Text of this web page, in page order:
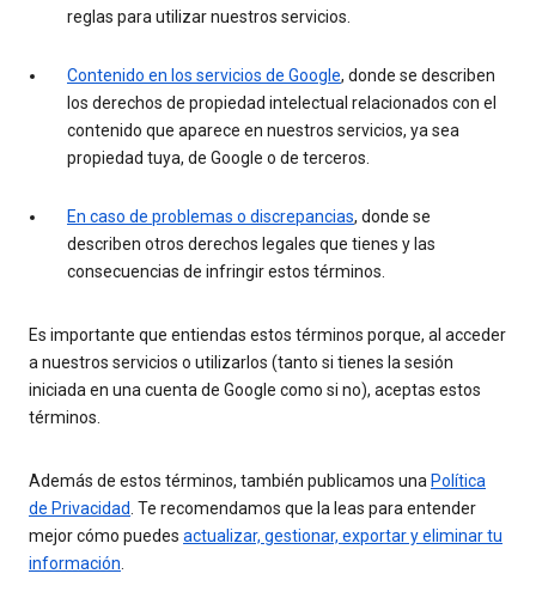
reglas para utilizar nuestros servicios.
Contenido en los servicios de Google, donde se describen
los derechos de propiedad intelectual relacionados con el
contenido que aparece en nuestros servicios, ya sea
propiedad tuya, de Google o de terceros.
En caso de problemas o discrepancias, donde se
describen otros derechos legales que tienes y las
consecuencias de infringir estos términos.
Es importante que entiendas estos términos porque, al acceder
a nuestros servicios o utilizarlos (tanto si tienes la sesión
iniciada en una cuenta de Google como si no), aceptas estos
términos.
Además de estos términos, también publicamos una Política
de Privacidad . Te recomendamos que la leas para entender
mejor cómo puedes actualizar, gestionar, exportar y eliminar tu
información